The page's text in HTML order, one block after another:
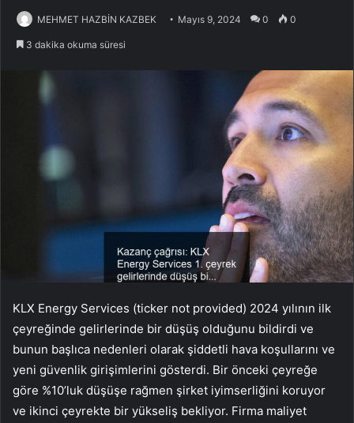
MEHMET HAZBİN KAZBEK Mayıs 9, 2024 0 0
3 dakika okuma süresi
KLX Energy Services (ticker not provided) 2024 yılının ilk
çeyreğinde gelirlerinde bir düşüş olduğunu bildirdi ve
bunun başlıca nedenleri olarak şiddetli hava koşullarını ve
yeni güvenlik girişimlerini gösterdi. Bir önceki çeyreğe
göre %10’luk düşüşe rağmen şirket iyimserliğini koruyor
ve ikinci çeyrekte bir yükseliş bekliyor. Firma maliyet